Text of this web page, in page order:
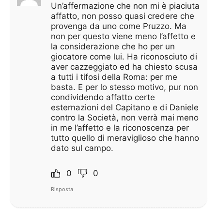
Un’affermazione che non mi è piaciuta
affatto, non posso quasi credere che
provenga da uno come Pruzzo. Ma
non per questo viene meno l’affetto e
la considerazione che ho per un
giocatore come lui. Ha riconosciuto di
aver cazzeggiato ed ha chiesto scusa
a tutti i tifosi della Roma: per me
basta. E per lo stesso motivo, pur non
condividendo affatto certe
esternazioni del Capitano e di Daniele
contro la Società, non verrà mai meno
in me l’affetto e la riconoscenza per
tutto quello di meraviglioso che hanno
dato sul campo.
0 0
Risposta